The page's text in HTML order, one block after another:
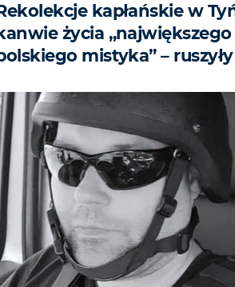
kapłańskie w
życia „największego
mistyka” –